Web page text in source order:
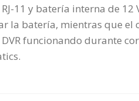
11 y batería interna de 12
la batería, mientras que el
funcionando durante